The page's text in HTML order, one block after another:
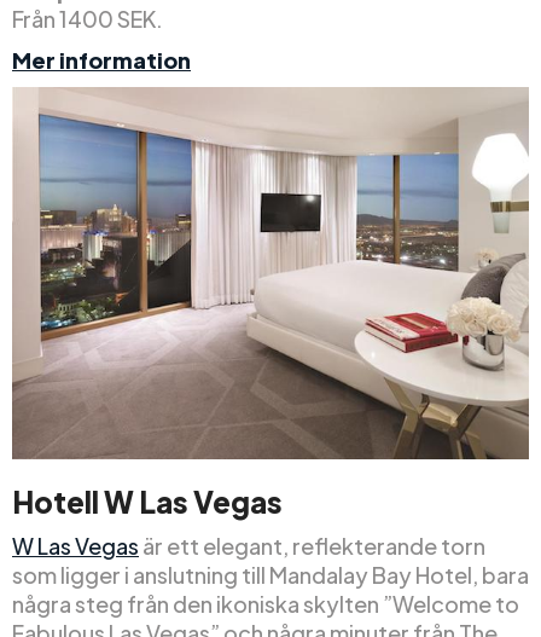
Från 1400 SEK.
Mer information
Hotell W Las Vegas
W Las Vegas är ett elegant, reflekterande torn
som ligger i anslutning till Mandalay Bay Hotel, bara
några steg från den ikoniska skylten ”Welcome to